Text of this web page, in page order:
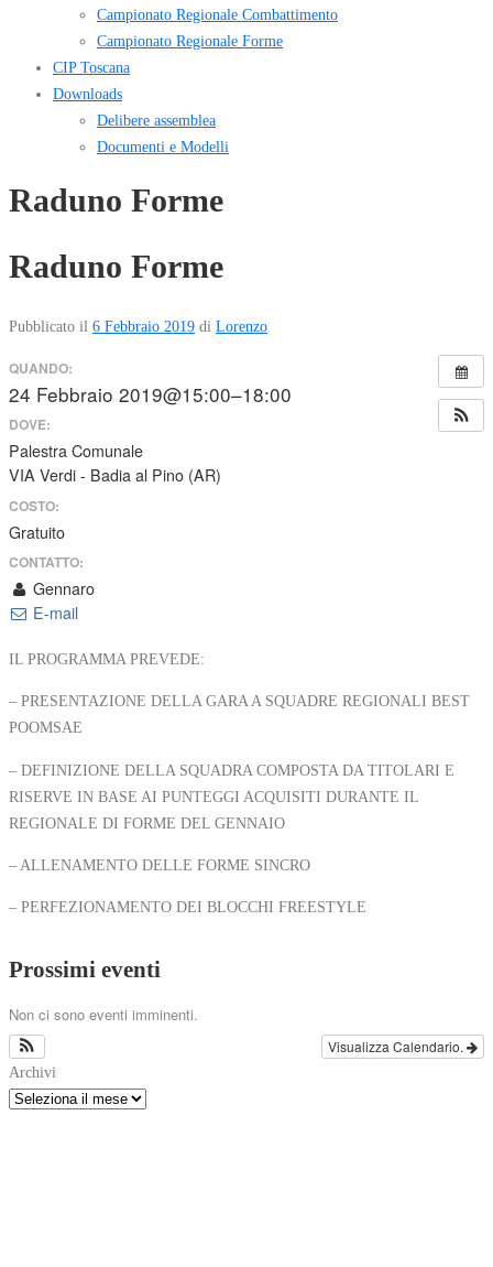
Campionato Regionale Combattimento
Campionato Regionale Forme
CIP Toscana
Downloads
Delibere assemblea
Documenti e Modelli
Raduno Forme
Raduno Forme
Pubblicato il 6 Febbraio 2019 di Lorenzo
QUANDO:
24 Febbraio 2019@15:00–18:00
DOVE:
Palestra Comunale
VIA Verdi - Badia al Pino (AR)
COSTO:
Gratuito
CONTATTO:
Gennaro
E-mail
IL PROGRAMMA PREVEDE:
– PRESENTAZIONE DELLA GARA A SQUADRE REGIONALI BEST
POOMSAE
– DEFINIZIONE DELLA SQUADRA COMPOSTA DA TITOLARI E
RISERVE IN BASE AI PUNTEGGI ACQUISITI DURANTE IL
REGIONALE DI FORME DEL GENNAIO
– ALLENAMENTO DELLE FORME SINCRO
– PERFEZIONAMENTO DEI BLOCCHI FREESTYLE
Prossimi eventi
Non ci sono eventi imminenti.
Visualizza Calendario.
Archivi